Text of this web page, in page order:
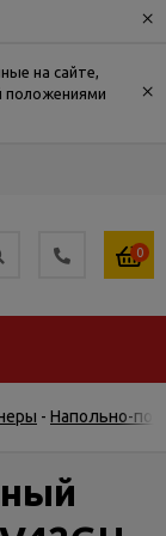
×
на сайте,
положениями
×
0
- Напольно-